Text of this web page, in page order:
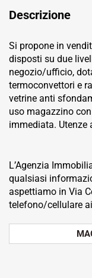
Descrizione
Si propone in
disposti su due
negozio/ufficio,
termoconvettori e
vetrine anti
uso magazzino
immediata. Utenze
L’Agenzia
qualsiasi
aspettiamo in Via
telefono/cellulare